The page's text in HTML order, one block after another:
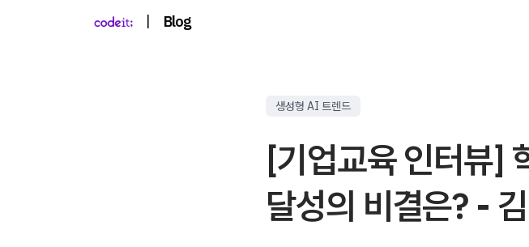
| Blog
생성형 AI 트렌드
[기업교육 인터뷰]
달성의 비결은? -